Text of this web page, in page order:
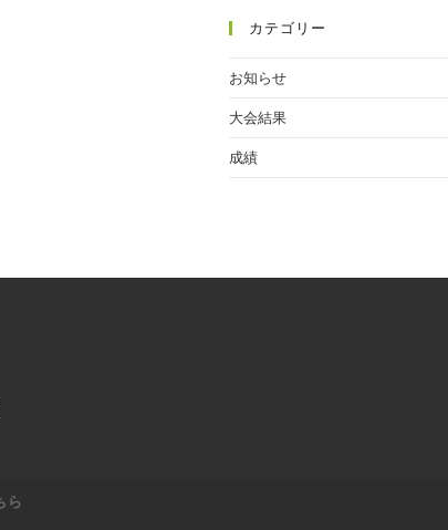
カテゴリー
お知らせ
大会結果
成績
ら